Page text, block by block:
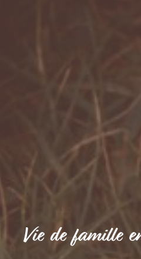
Vie de famille